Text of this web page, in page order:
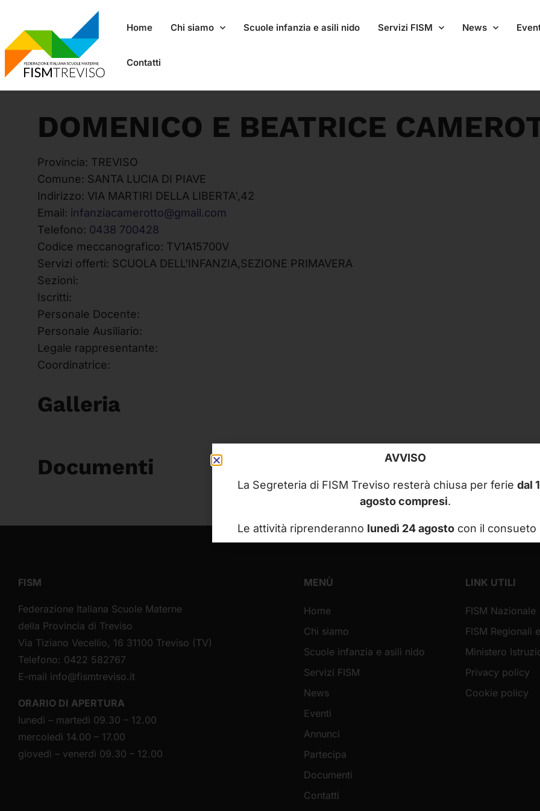
Home Chi siamo Scuole infanzia e asili nido Servizi FISM News
Contatti
DOMENICO E BEATRICE
Provincia: TREVISO
Comune: SANTA LUCIA DI PIAVE
Indirizzo: VIA MARTIRI DELLA LIBERTA',42
Email: infanziacamerotto@gmail.com
Telefono: 0438 700428
Codice meccanografico: TV1A15700V
Servizi offerti: SCUOLA DELL'INFANZIA,SEZIONE PRIMAVERA
Sezioni:
Iscritti:
Personale Docente:
Personale Ausiliario:
Legale rappresentante:
Coordinatrice:
Galleria
Documenti
FISM
Federazione Italiana Scuole Materne
della Provincia di Treviso
Via Tiziano Vecellio, 16 31100 Treviso (TV)
Telefono: 0422 582767
E-mail info@fismtreviso.it
ORARIO DI APERTURA
lunedì – martedì 09.30 – 12.00
mercoledì 14.00 – 17.00
giovedì – venerdì 09.30 – 12.00
MENÙ
Home
Chi siamo
Scuole infanzia e asili nido
Servizi FISM
News
Eventi
Annunci
Partecipa
Documenti
Contatti
LINK UTILI
FISM Nazionale
FISM Regionali
Ministero
Privacy policy
Cookie policy
AVVISO
La Segreteria di FISM Treviso resterà chiusa per ferie dal
agosto compresi.
Le attività riprenderanno lunedì 24 agosto con il consueto